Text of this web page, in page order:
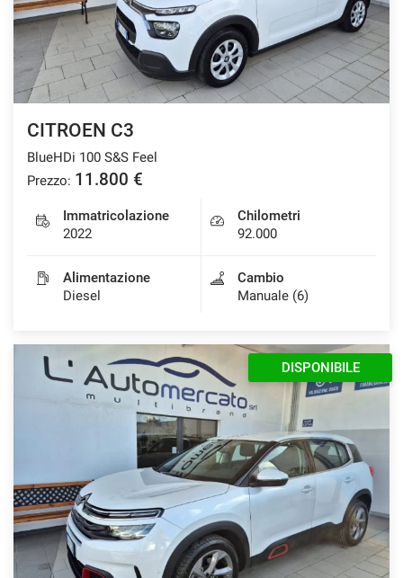
CITROEN C3
BlueHDi 100 S&S Feel
Prezzo: 11.800 €
Immatricolazione
2022
Chilometri
92.000
Alimentazione
Diesel
Cambio
Manuale (6)
DISPONIBILE